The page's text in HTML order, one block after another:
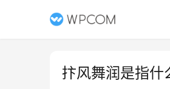
抃风舞润是指什